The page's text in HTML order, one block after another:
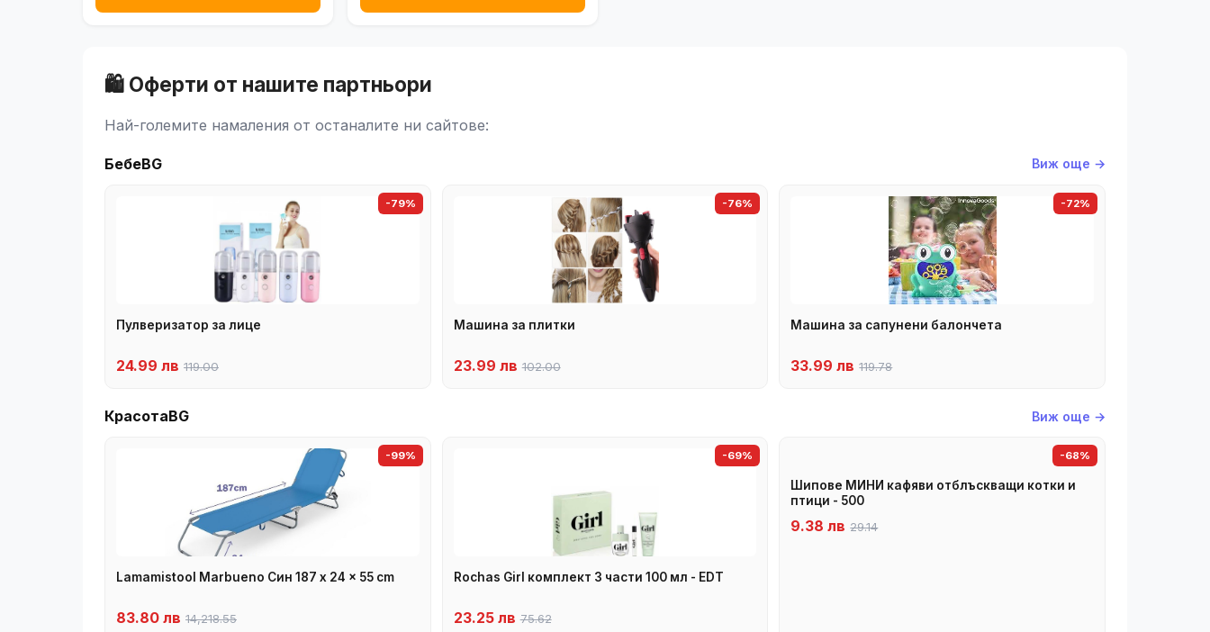
🛍️ Оферти от нашите партньори
Най-големите намаления от останалите ни сайтове:
БебеBG Виж още →
-79%
Пулверизатор за лице
24.99 лв 119.00
-76%
Машина за плитки
23.99 лв 102.00
-72%
Машина за сапунени балончета
33.99 лв 119.78
КрасотаBG Виж още →
-99%
Lamamistool Marbueno Син 187 x 24 x 55 cm
83.80 лв 14,218.55
-69%
Rochas Girl комплект 3 части 100 мл - EDT
23.25 лв 75.62
-68%
Шипове МИНИ кафяви отблъскващи котки и
птици - 500
9.38 лв 29.14